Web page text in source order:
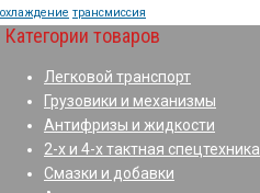
охлаждение трансмиссия
Категории товаров
Легковой транспорт
Грузовики и механизмы
Антифризы и жидкости
2-х и 4-х тактная спецтехника
Смазки и добавки